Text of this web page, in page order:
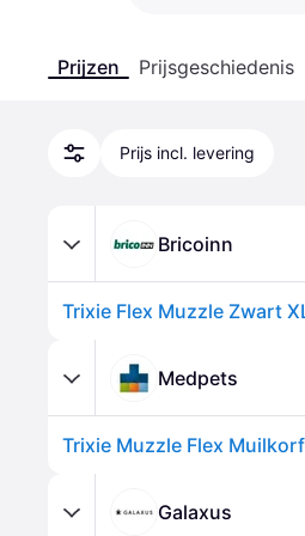
Prijzen Prijsgeschiedenis
Prijs incl. levering
Bricoinn
Trixie Flex Muzzle Zwart
Medpets
Trixie Muzzle Flex
Galaxus